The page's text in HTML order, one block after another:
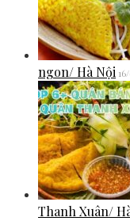
ngon/ Hà Nội
Thanh Xuân/